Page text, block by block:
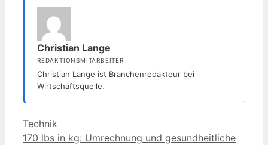
Christian Lange
REDAKTIONSMITARBEITER
Christian Lange ist Branchenredakteur bei
Wirtschaftsquelle.
Kategorien
Technik
170 lbs in kg: Umrechnung und gesundheitliche